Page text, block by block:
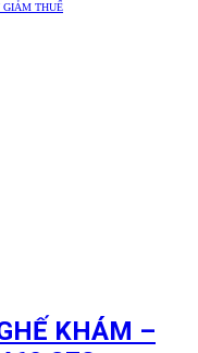
GIẢM THUẾ
KHÁM –